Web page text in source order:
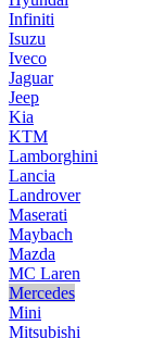
Infiniti
Isuzu
Iveco
Jaguar
Jeep
Kia
KTM
Lamborghini
Lancia
Landrover
Maserati
Maybach
Mazda
MC Laren
Mercedes
Mini
Mitsubishi